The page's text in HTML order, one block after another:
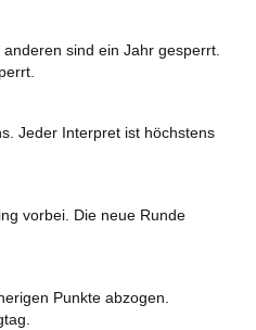
sind ein Jahr gesperrt.
Jeder Interpret ist höchstens
vorbei. Die neue Runde
Punkte abzogen.